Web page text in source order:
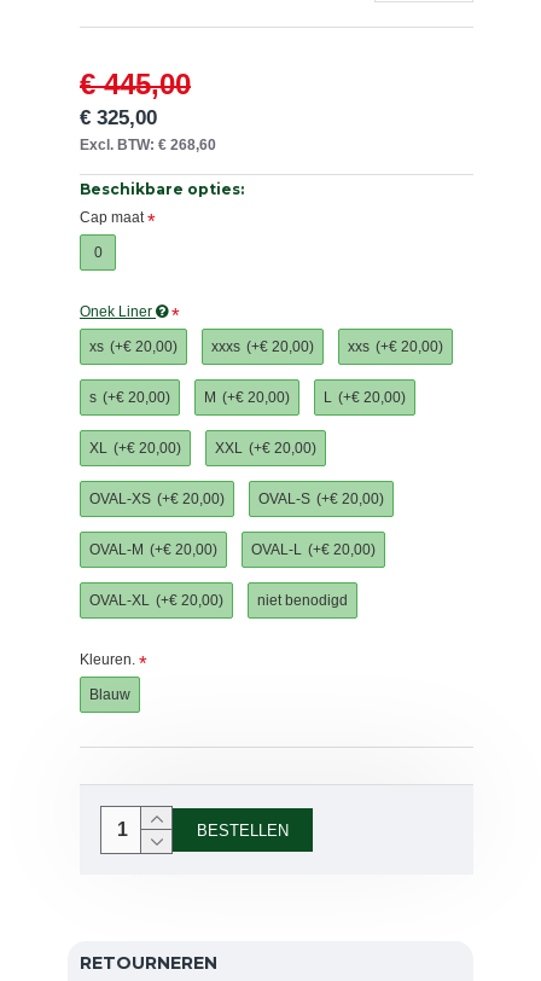
€ 325,00
€ 445,00
Excl. BTW: € 268,60
Beschikbare opties:
Cap maat
0
Onek Liner
xs (+€ 20,00) xxxs (+€ 20,00) xxs (+€ 20,00)
s (+€ 20,00) M (+€ 20,00) L (+€ 20,00)
XL (+€ 20,00) XXL (+€ 20,00)
OVAL-XS (+€ 20,00) OVAL-S (+€ 20,00)
OVAL-M (+€ 20,00) OVAL-L (+€ 20,00)
OVAL-XL (+€ 20,00) niet benodigd
Kleuren.
Blauw
BESTELLEN
RETOURNEREN